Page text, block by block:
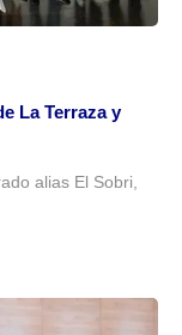
La Terraza y
alias El Sobri,